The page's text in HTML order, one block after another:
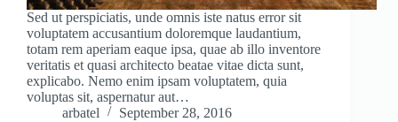
Sed ut perspiciatis, unde omnis iste natus error sit
voluptatem accusantium doloremque laudantium,
totam rem aperiam eaque ipsa, quae ab illo inventore
veritatis et quasi architecto beatae vitae dicta sunt,
explicabo. Nemo enim ipsam voluptatem, quia
voluptas sit, aspernatur aut…
arbatel
September 28, 2016